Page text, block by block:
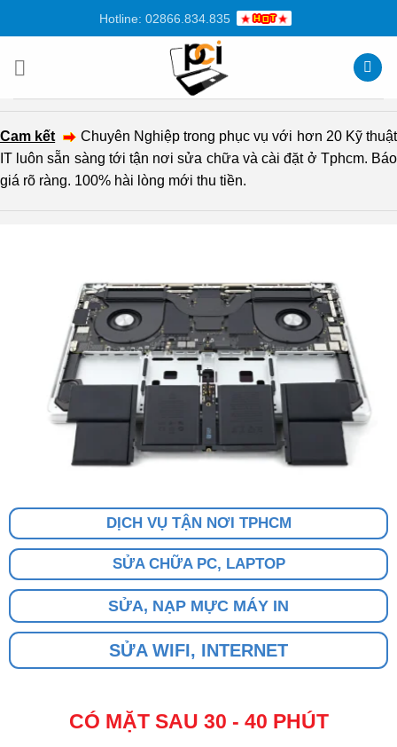
dung
Hotline: 02866.834.835
Cam kết
Chuyên Nghiệp trong phục vụ với hơn 20 Kỹ thuật
IT luôn sẵn sàng tới tận nơi sửa chữa và cài đặt ở Tphcm. Báo
giá rõ ràng. 100% hài lòng mới thu tiền.
DỊCH VỤ TẬN NƠI TPHCM
SỬA CHỮA PC, LAPTOP
SỬA, NẠP MỰC MÁY IN
SỬA WIFI, INTERNET
CÓ MẶT SAU 30 - 40 PHÚT